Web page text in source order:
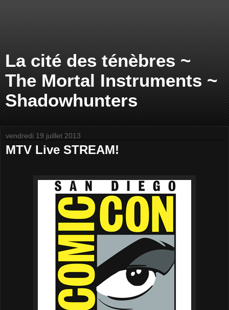
La cité des ténèbres ~
The Mortal Instruments ~
Shadowhunters
vendredi 19 juillet 2013
MTV Live STREAM!